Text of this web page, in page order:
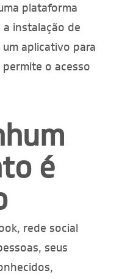
plataforma
instalação de
aplicativo para
o acesso
é
rede social
seus